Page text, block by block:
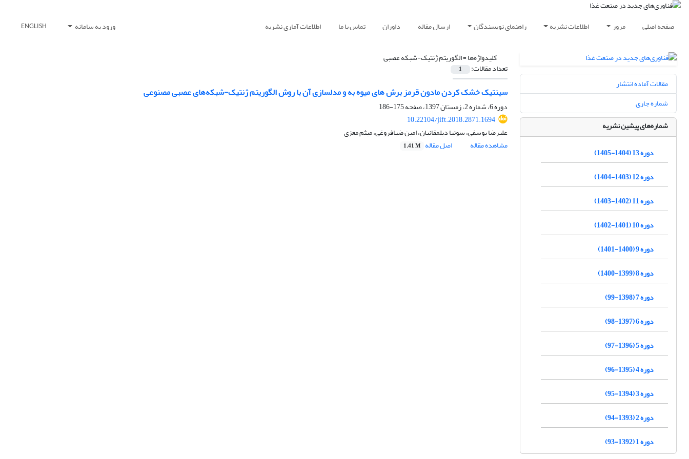
صفحه اصلی مرور اطلاعات نشریه راهنمای نویسندگان ارسال مقاله داوران تماس با ما اطلاعات آماری نشریه ورود به سامانه ENGLISH
کلیدواژه‌ها =الگوریتم ژنتیک-شبکه عصبی
تعداد مقالات: 1
سینتیک خشک کردن مادون قرمز برش های میوه به و مدلسازی آن با روش الگوریتم ژنتیک-شبکه‌های عصبی مصنوعی
دوره 6، شماره 2، زمستان 1397، صفحه
175-186
10.22104/jift.2018.2871.1694
علیرضا یوسفی، سونیا دیلمقانیان، امین ضیافروغی، میثم معزی
مشاهده مقاله
اصل مقاله 1.41 M
مقالات آماده انتشار
شماره جاری
شماره‌های پیشین نشریه
دوره 13 (1404-1405)
دوره 12 (1403-1404)
دوره 11 (1402-1403)
دوره 10 (1401-1402)
دوره 9 (1400-1401)
دوره 8 (1399-1400)
دوره 7 (1398-99)
دوره 6 (1397-98)
دوره 5 (1396-97)
دوره 4 (1395-96)
دوره 3 (1394-95)
دوره 2 (1393-94)
دوره 1 (1392-93)